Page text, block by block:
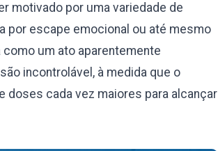
motivado por uma variedade de
por escape emocional ou até mesmo
um ato aparentemente
incontrolável, à medida que o
cada vez maiores para alcançar